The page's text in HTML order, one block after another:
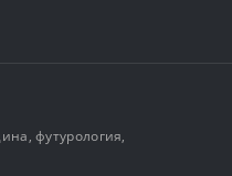
футурология,